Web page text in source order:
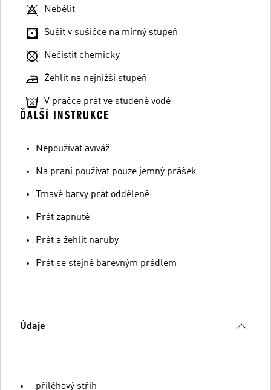
Nebělit
Sušit v sušičce na mírný stupeň
Nečistit chemicky
Žehlit na nejnižší stupeň
V pračce prát ve studené vodě
ĎALŠÍ INSTRUKCE
Nepoužívat aviváž
Na praní používat pouze jemný prášek
Tmavé barvy prát odděleně
Prát zapnuté
Prát a žehlit naruby
Prát se stejně barevným prádlem
Údaje
přiléhavý střih